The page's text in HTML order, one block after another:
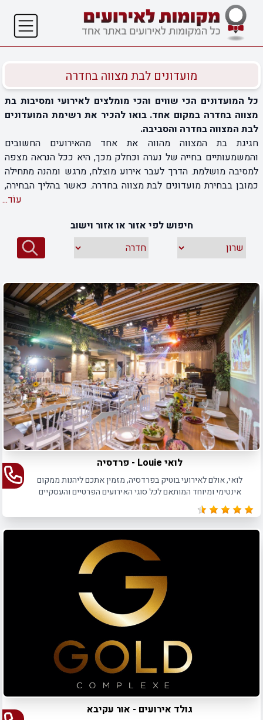
מועדונים לבת מצווה בחדרה
כל המועדונים הכי שווים והכי מומלצים לאירועי ומסיבות בת
מצווה בחדרה במקום אחד. בואו להכיר את רשימת המועדונים
לבת המצווה בחדרה והסביבה.
חגיגת בת המצווה מהווה את אחד מהאירועים החשובים
והמשמעותיים בחייה של נערה וכחלק מכך, היא ככל הנראה מצפה
למסיבה מושלמת. הדרך לעבר אירוע מוצלח, מרגש ומהנה מתחילה
כמובן בבחירת מועדונים לבת מצווה בחדרה. כאשר בהליך הבחירה,
ההמלצה היא לשים דגש על פרמטרים כמו: גודל המועדון, עיצוב
ומידת ההתאמה של המועדון לסוג האירוע אותו אתם מעוניינים
לערוך. כאן תוכלו למצוא מגוון רחב של מועדונים המתאימים
לאירועי בת מצווה בחדרה והסביבה. תוכלו לקבל את כל הפרטים
קשר ועוד.. וכמובן, גם להתרשם מתמונות עדכניות ואיכותיות של
המועדונים, אשר יאפשרו לכם לבצע בסופו של דבר את הבחירה
הנכונה.
עוֹד...
חיפוש לפי אזור או אזור וישוב
לואי Louie - פרדסיה
לואי, אולם לאירועי בוטיק בפרדסיה, מזמין אתכם ליהנות ממקום
אינטימי ומיוחד המותאם לכל סוגי האירועים הפרטיים והעסקיים
כאחד, עד 160 איש בישיבה ו- 250 איש באירועי קוקטייל.
גולד אירועים - אור עקיבא